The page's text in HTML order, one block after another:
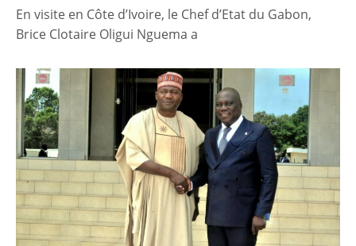
En visite en Côte d’Ivoire, le Chef d’Etat du Gabon,
Brice Clotaire Oligui Nguema a